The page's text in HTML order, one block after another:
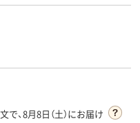
で、8月8日（土）にお届け